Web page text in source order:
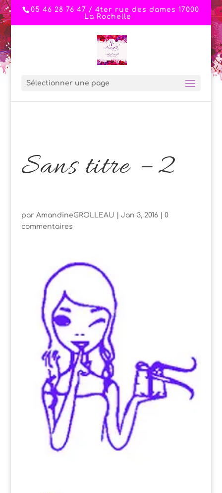
05 46 28 76 47 / 4ter rue des dames 17000
La Rochelle
Sélectionner une page
Sans titre – 2
par AmandineGROLLEAU Jan 3, 2016| 0
commentaires